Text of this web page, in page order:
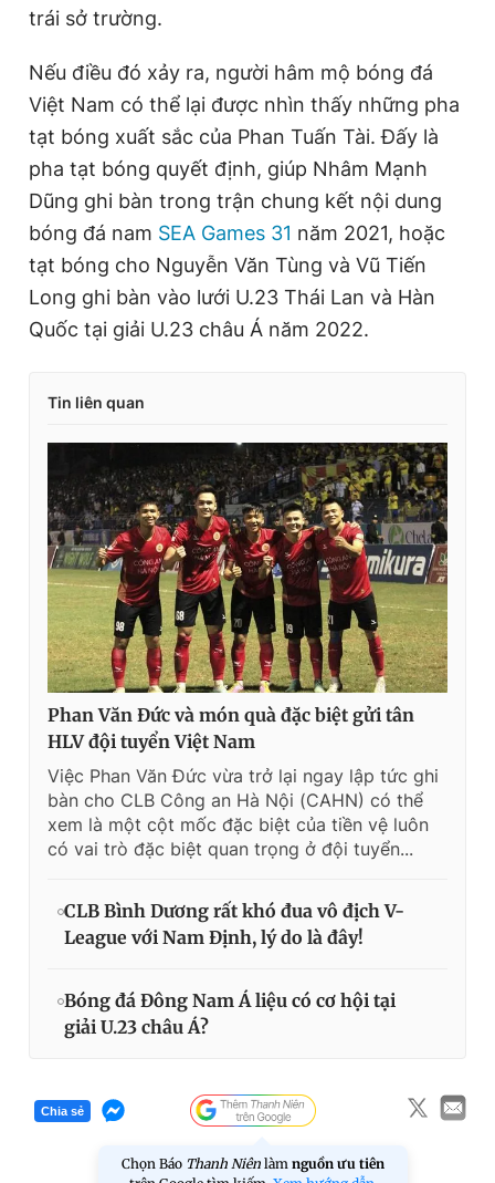
trái sở trường.
Nếu điều đó xảy ra, người hâm mộ bóng đá
Việt Nam có thể lại được nhìn thấy những pha
tạt bóng xuất sắc của Phan Tuấn Tài. Đấy là
pha tạt bóng quyết định, giúp Nhâm Mạnh
Dũng ghi bàn trong trận chung kết nội dung
bóng đá nam SEA Games 31 năm 2021, hoặc
tạt bóng cho Nguyễn Văn Tùng và Vũ Tiến
Long ghi bàn vào lưới U.23 Thái Lan và Hàn
Quốc tại giải U.23 châu Á năm 2022.
Tin liên quan
Phan Văn Đức và món quà đặc biệt gửi tân
HLV đội tuyển Việt Nam
Việc Phan Văn Đức vừa trở lại ngay lập tức ghi
bàn cho CLB Công an Hà Nội (CAHN) có thể
xem là một cột mốc đặc biệt của tiền vệ luôn
có vai trò đặc biệt quan trọng ở đội tuyển...
CLB Bình Dương rất khó đua vô địch V-
League với Nam Định, lý do là đây!
Bóng đá Đông Nam Á liệu có cơ hội tại
giải U.23 châu Á?
Chia sẻ
Chọn Báo Thanh Niên làm nguồn ưu tiên